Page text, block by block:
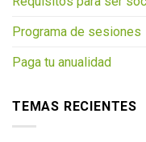
Programa de sesiones
Paga tu anualidad
TEMAS RECIENTES